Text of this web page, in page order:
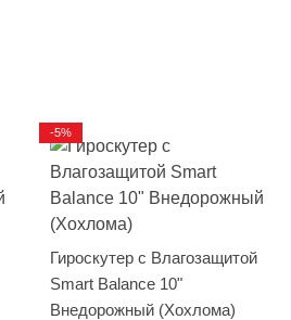
Гироскутер с Влагозащитой
Smart Balance 10"
Внедорожный (Хохлома)
-5%